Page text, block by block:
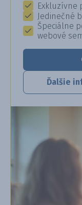
Exkluzívne
Jedinečné
Špeciálne
webové
Ďalšie